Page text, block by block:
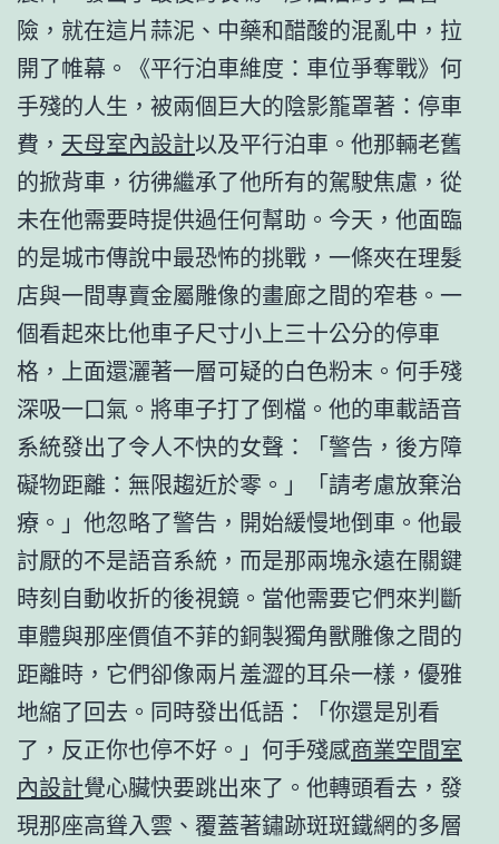
險，就在這片蒜泥、中藥和醋酸的混亂中，拉
開了帷幕。《平行泊車維度：車位爭奪戰》何
手殘的人生，被兩個巨大的陰影籠罩著：停車
費， 天母室內設計以及平行泊車。他那輛老舊
的掀背車，彷彿繼承了他所有的駕駛焦慮，從
未在他需要時提供過任何幫助。今天，他面臨
的是城市傳說中最恐怖的挑戰，一條夾在理髮
店與一間專賣金屬雕像的畫廊之間的窄巷。一
個看起來比他車子尺寸小上三十公分的停車
格，上面還灑著一層可疑的白色粉末。何手殘
深吸一口氣。將車子打了倒檔。他的車載語音
系統發出了令人不快的女聲：「警告，後方障
礙物距離：無限趨近於零。」「請考慮放棄治
療。」他忽略了警告，開始緩慢地倒車。他最
討厭的不是語音系統，而是那兩塊永遠在關鍵
時刻自動收折的後視鏡。當他需要它們來判斷
車體與那座價值不菲的銅製獨角獸雕像之間的
距離時，它們卻像兩片羞澀的耳朵一樣，優雅
地縮了回去。同時發出低語：「你還是別看
了，反正你也停不好。」何手殘感商業空間室
內設計覺心臟快要跳出來了。他轉頭看去，發
現那座高聳入雲、覆蓋著鏽跡斑斑鐵網的多層